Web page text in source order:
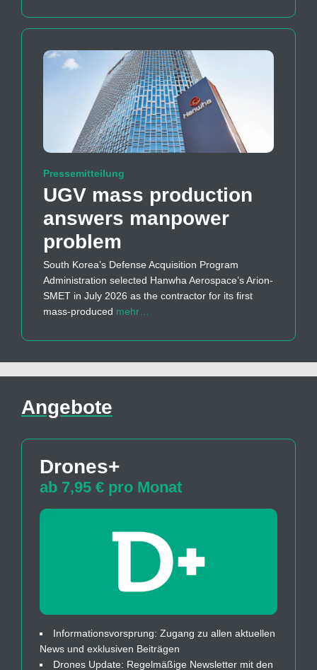
Pressemitteilung
UGV mass production
answers manpower
problem
South Korea’s Defense Acquisition Program
Administration selected Hanwha Aerospace’s Arion-
SMET in July 2026 as the contractor for its first
mass-produced mehr…
Angebote
Drones+
ab 7,95 € pro Monat
Informationsvorsprung: Zugang zu allen aktuellen
News und exklusiven Beiträgen
Drones Update: Regelmäßige Newsletter mit den